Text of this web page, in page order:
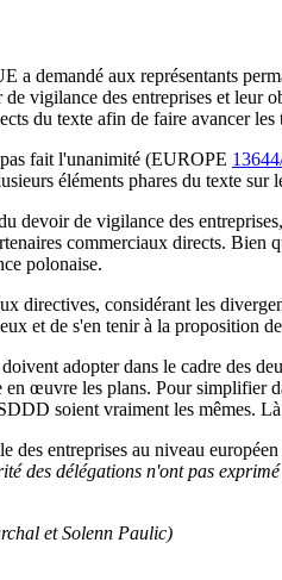
a demandé aux représentants
vigilance des entreprises et leur
du texte afin de faire avancer les
fait l'unanimité (EUROPE
éléments phares du texte
devoir de vigilance des
commerciaux directs.
polonaise.
directives, considérant les
et de s'en tenir à la proposition
adopter dans le cadre des
œuvre les plans. Pour simplifier
soient vraiment les mêmes.
des entreprises au niveau
des délégations n'ont pas
et Solenn Paulic)